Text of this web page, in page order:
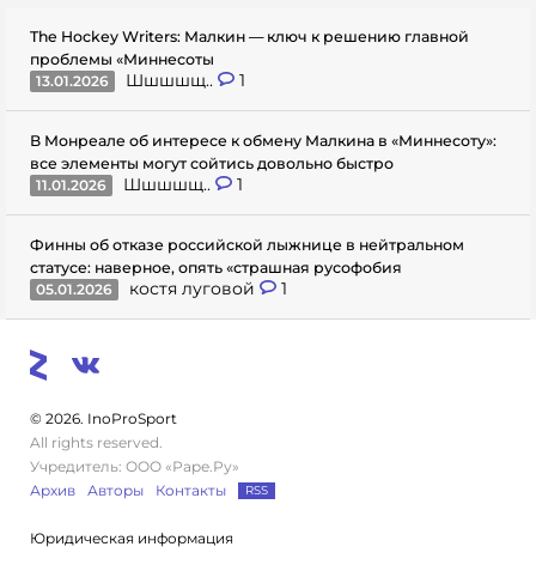
The Hockey Writers: Малкин — ключ к решению главной
проблемы «Миннесоты
13.01.2026
Шшшшщ.. 1
В Монреале об интересе к обмену Малкина в «Миннесоту»:
все элементы могут сойтись довольно быстро
11.01.2026
Шшшшщ.. 1
Финны об отказе российской лыжнице в нейтральном
статусе: наверное, опять «страшная русофобия
05.01.2026
костя луговой 1
© 2026. InoProSport
All rights reserved.
Учредитель: ООО «Раре.Ру»
Архив
Авторы Контакты RSS
Юридическая информация